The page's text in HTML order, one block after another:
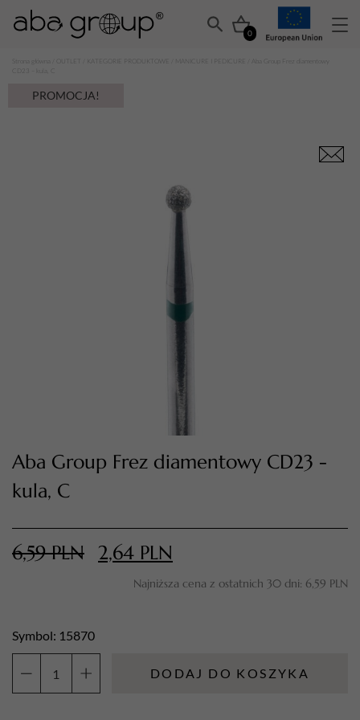
0
TWÓJ KOSZYK (
Suma koszyka (0)
KATEGORIE PRODUKTOWE MANICURE I PEDICURE
PROMOCJA!
Aba Group Frez diamentowy CD23 -
kula, C
6,59PLN 2,64 PLN
Najniższa cena z ostatnich 30 dni: 6,59 PLN
Symbol: 15870
DODAJ DO KOSZYKA